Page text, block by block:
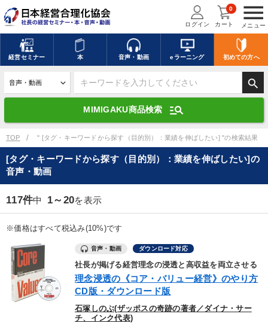
menu
メニュー
ログイン カート
0
経営セミナー 本 音声・動画 eラーニング 初めての方へ
search
MIMIGAKU商品検索 manage_search
キーワードを入力して探す
デジタル版対応のみ検索結果に表示する
search 上記の条件で検索
mic 講演収録物を探す
全国経営者セミナー講演収録物（全1315タイトル）からお探しいただけ
ます
優秀各社の智恵と戦略 事業家のロマンと経営
若手異才経営者の発想
TOP " [タグ・キーワードから探す（目的別）：業績を伸ばしたい] "の検索結果
[タグ・キーワードから探す（目的別）：業績を伸ばしたい]の
音声・動画
117件中 1～20を表示
※価格はすべて税込み(10%)です
音声・動画 ダウンロード対応
社長が掲げる経営理念の浸透と高収益を両立させる
理念浸透の《コア・バリュー経営》のやり方
CD版・ダウンロード版
石塚しのぶ(ザッポスの奇跡の著者／ダイナ・サー
チ、インク代表)